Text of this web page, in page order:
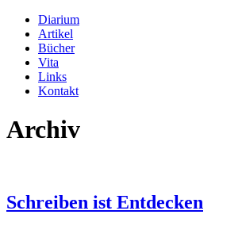
Diarium
Artikel
Bücher
Vita
Links
Kontakt
Archiv
Schreiben ist Entdecken